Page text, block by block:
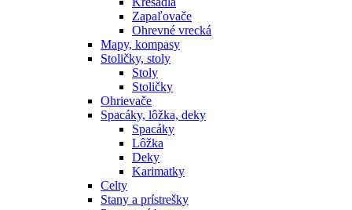
Zapaľovače
Ohrevné vrecká
Mapy, kompasy
Stoličky, stoly
Stoly
Stoličky
Ohrievače
Spacáky, lôžka, deky
Spacáky
Lôžka
Deky
Karimatky
Celty
Stany a prístrešky